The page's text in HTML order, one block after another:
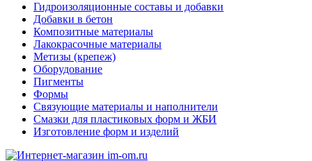
Гидроизоляционные составы и добавки
Добавки в бетон
Композитные материалы
Лакокрасочные материалы
Метизы (крепеж)
Оборудование
Пигменты
Формы
Связующие материалы и наполнители
Смазки для пластиковых форм и ЖБИ
Изготовление форм и изделий